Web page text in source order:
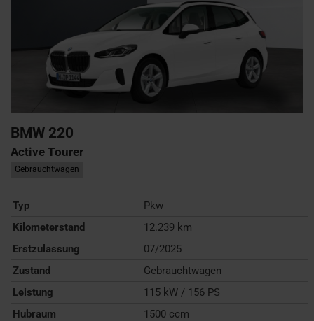
BMW 220
Active Tourer
Gebrauchtwagen
Typ
Pkw
Kilometerstand
12.239 km
Erstzulassung
07/2025
Zustand
Gebrauchtwagen
Leistung
115 kW / 156 PS
Hubraum
1500 ccm